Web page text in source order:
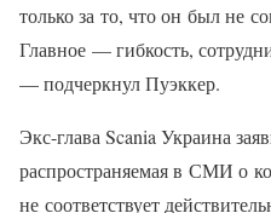
только за то, что он был не
Главное — гибкость,
— подчеркнул Пуэккер.
Экс-глава Scania Украина
распространяемая в СМИ о
не соответствует